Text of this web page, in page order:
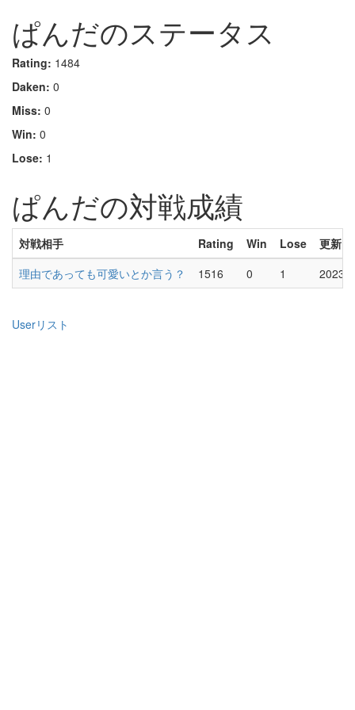
ぱんだのステータス
Rating: 1484
Daken: 0
Miss: 0
Win: 0
Lose: 1
ぱんだの対戦成績
対戦相手 Rating Win Lose
更新
理由であっても可愛いとか言う？
1516 0 1 2023-
Userリスト